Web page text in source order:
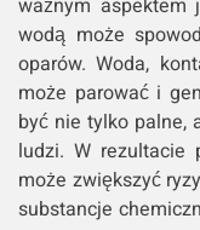
ważnym aspektem
wodą może
oparów. Woda,
może parować i
być nie tylko palne,
ludzi. W rezultacie
może zwiększyć
substancje